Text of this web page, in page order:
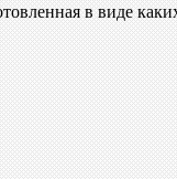
в виде